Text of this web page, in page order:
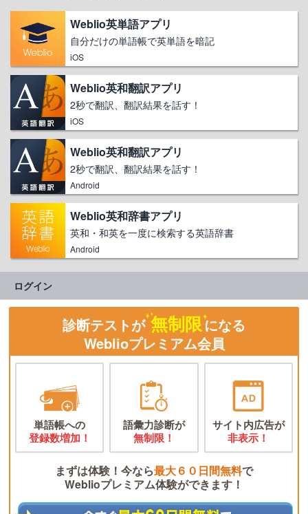
Weblio英単語アプリ
自分だけの単語帳で英単語を暗記
iOS
Weblio英和翻訳アプリ
2秒で翻訳、翻訳結果を話す！
iOS
Weblio英和翻訳アプリ
2秒で翻訳、翻訳結果を話す！
Android
Weblio英和辞書アプリ
英和・和英を一度に検索する英語辞書
Android
ログイン
診断テストが 無制限になる
Weblioプレミアム会員
単語帳への
登録数増加！
語彙力診断が
無制限！
サイト内広告が
非表示！
まずは体験！今なら最大６０日間無料で
Weblioプレミアム体験ができます！